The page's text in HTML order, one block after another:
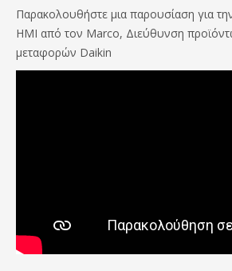
Παρακολουθήστε μια παρουσίαση για
HMI από τον Marco, Διεύθυνση
μεταφορών Daikin